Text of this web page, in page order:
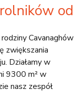
od
Cavanaghów
zwiększania
Działamy w
9300 m² w
nasz zespół